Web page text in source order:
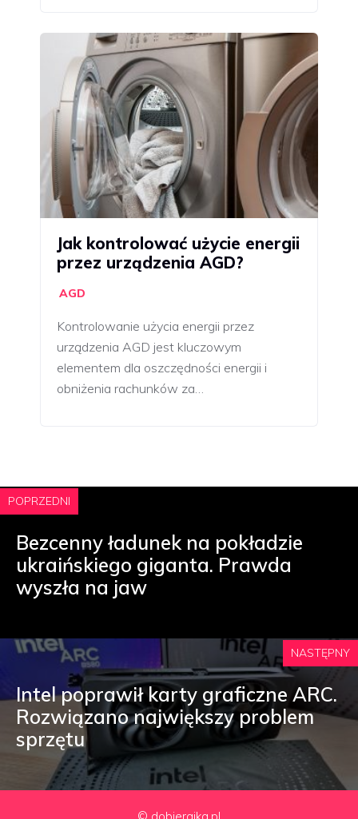
Jak kontrolować użycie energii
przez urządzenia AGD?
AGD
Kontrolowanie użycia energii przez
urządzenia AGD jest kluczowym
elementem dla oszczędności energii i
obniżenia rachunków za…
POPRZEDNI
Bezcenny ładunek na pokładzie
ukraińskiego giganta. Prawda
wyszła na jaw
NASTĘPNY
Intel poprawił karty graficzne ARC.
Rozwiązano największy problem
sprzętu
© dobierajka.pl